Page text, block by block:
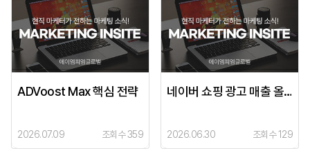
ADVoost Max 핵심 전략
2026.07.09 조회수 359
네이버 쇼핑 광고 매출 올리는 올바른 선택
2026.06.30 조회수 129